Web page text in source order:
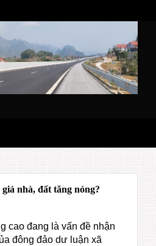
nhà, đất tăng nóng?
cao đang là vấn đề nhận
đông đảo dư luận xã